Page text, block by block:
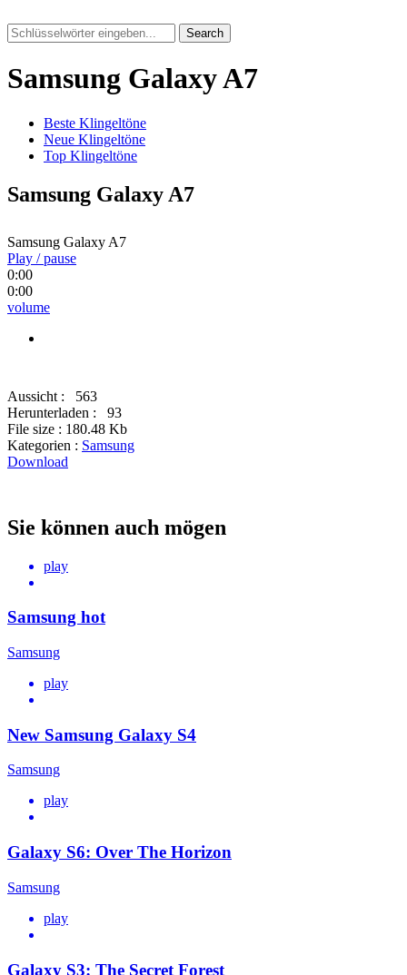
Search
Samsung Galaxy A7
Beste Klingeltöne
Neue Klingeltöne
Top Klingeltöne
Samsung Galaxy A7
Samsung Galaxy A7
Play / pause
0:00
0:00
volume
Aussicht :
563
Herunterladen :
93
File size : 180.48 Kb
Kategorien : Samsung
Download
Sie können auch mögen
play
Samsung hot
Samsung
play
New Samsung Galaxy S4
Samsung
play
Galaxy S6: Over The Horizon
Samsung
play
Galaxy S3: The Secret Forest